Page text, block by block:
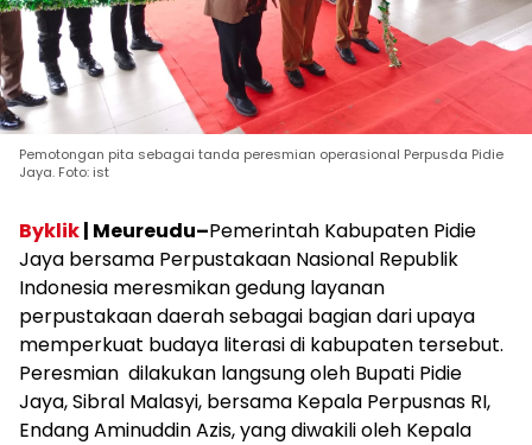
Pemotongan pita sebagai tanda peresmian operasional Perpusda Pidie
Jaya. Foto: ist
Byklik| Meureudu–Pemerintah Kabupaten Pidie
Jaya bersama Perpustakaan Nasional Republik
Indonesia meresmikan gedung layanan
perpustakaan daerah sebagai bagian dari upaya
memperkuat budaya literasi di kabupaten tersebut.
Peresmian dilakukan langsung oleh Bupati Pidie
Jaya, Sibral Malasyi, bersama Kepala Perpusnas RI,
Endang Aminuddin Azis, yang diwakili oleh Kepala